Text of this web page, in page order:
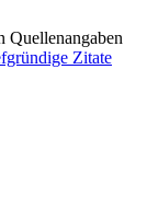
Quellenangaben